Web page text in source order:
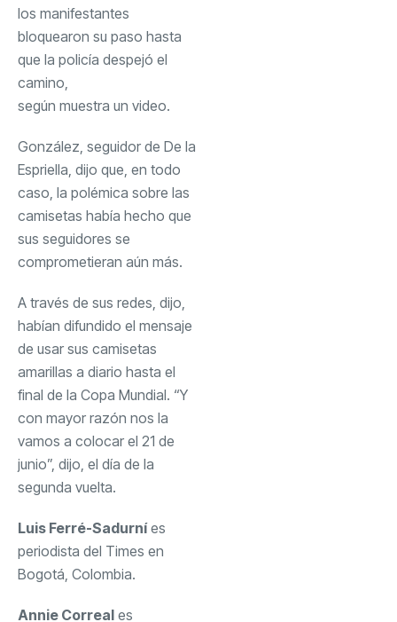
los manifestantes
bloquearon su paso hasta
que la policía despejó el
camino,
según muestra un video.
González, seguidor de De la
Espriella, dijo que, en todo
caso, la polémica sobre las
camisetas había hecho que
sus seguidores se
comprometieran aún más.
A través de sus redes, dijo,
habían difundido el mensaje
de usar sus camisetas
amarillas a diario hasta el
final de la Copa Mundial. “Y
con mayor razón nos la
vamos a colocar el 21 de
junio”, dijo, el día de la
segunda vuelta.
Luis Ferré-Sadurníes
periodista del Times en
Bogotá, Colombia.
Annie Correal es